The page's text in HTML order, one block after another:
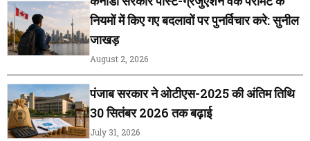
नियमों में किए गए बदलावों पर पुनर्विचार करे: सुनील
जाखड़
August 2, 2026
पंजाब सरकार ने ओटीएस-2025 की अंतिम तिथि
30 सितंबर 2026 तक बढ़ाई
July 31, 2026